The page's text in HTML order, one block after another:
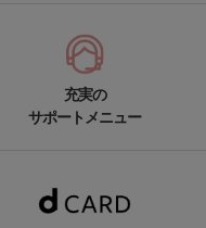
充実の
サポートメニュー